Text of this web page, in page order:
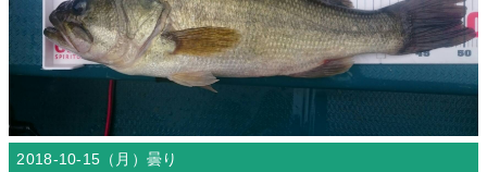
2018-10-15（月）曇り